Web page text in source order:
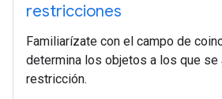
restricciones
Familiarízate con el campo de
determina los objetos a los que se
restricción.